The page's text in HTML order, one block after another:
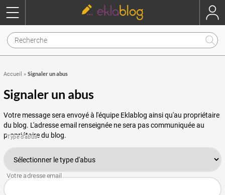
Accueil » Signaler un abus
Signaler un abus
Votre message sera envoyé à l'équipe Eklablog ainsi qu'au propriétaire
du blog. L'adresse email renseignée ne sera pas communiquée au
propriétaire du blog.